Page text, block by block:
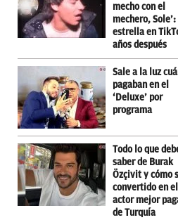
mecho con el
mechero, Sole’:
estrella en
años después
Sale a la luz
pagaban en el
‘Deluxe’ por
programa
Todo lo que
saber de Burak
Özçivit y cómo
convertido en el
actor mejor
de Turquía